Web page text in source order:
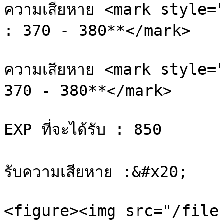
ความเสียหาย <mark
: 370 - 380**</mark>
ความเสียหาย <mark
370 - 380**</mark>
EXP ที่จะได้รับ : 850
รับความเสียหาย :&#x20;
<figure><img src="/files/